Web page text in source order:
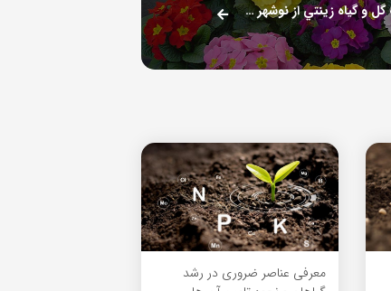
صادرات 10 هزار اصله گل و گياه زينتي از نوشهر به خارج کشور
معرفی عناصر ضروری در رشد